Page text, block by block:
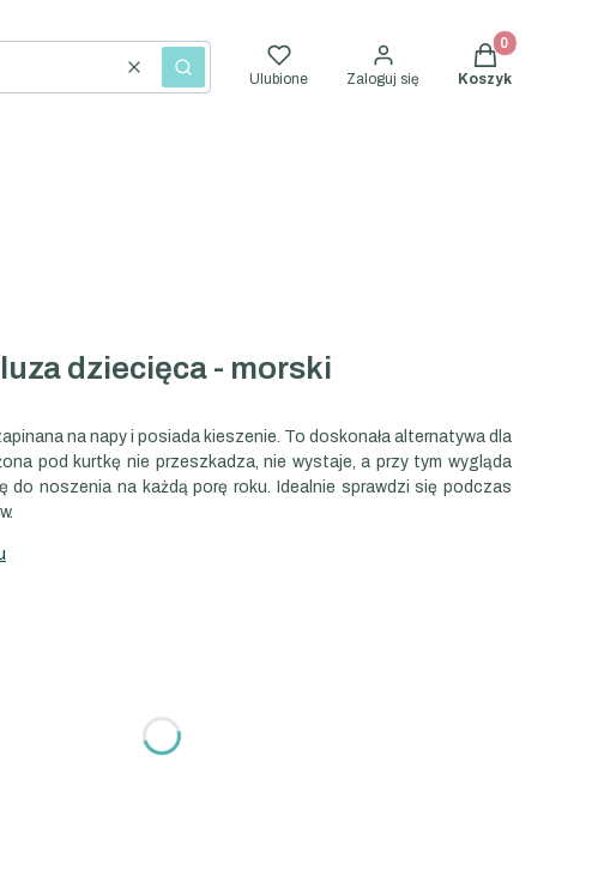
WyczyśćSzukaj Ulubione Zaloguj się
Produkty w
Koszyk
dziecięca - morski
na napy i posiada kieszenie. To doskonała alternatywa dla
pod kurtkę nie przeszkadza, nie wystaje, a przy tym wygląda
do noszenia na każdą porę roku. Idealnie sprawdzi się podczas